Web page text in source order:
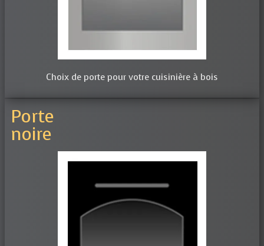
Choix de porte pour votre cuisinière à bois
Porte
noire